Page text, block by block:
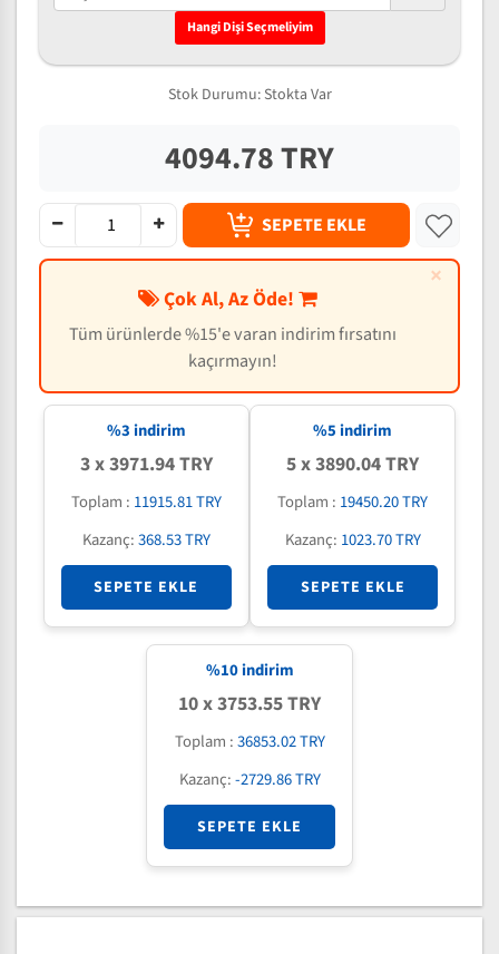
Hangi Dişi Seçmeliyim
Stok Durumu: Stokta Var
4094.78 TRY
SEPETE EKLE
×
Çok Al, Az Öde!
Tüm ürünlerde %15'e varan indirim fırsatını
kaçırmayın!
%3 indirim
3 x 3971.94 TRY
Toplam : 11915.81 TRY
Kazanç:368.53 TRY
SEPETE EKLE
%5 indirim
5 x 3890.04 TRY
Toplam : 19450.20 TRY
Kazanç: 1023.70 TRY
SEPETE EKLE
%10indirim
10 x 3753.55 TRY
Toplam :36853.02 TRY
Kazanç:-2729.86 TRY
SEPETE EKLE